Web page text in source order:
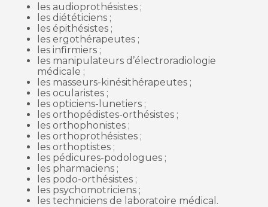
les audioprothésistes ;
les diététiciens ;
les épithésistes ;
les ergothérapeutes ;
les infirmiers ;
les manipulateurs d’électroradiologie
médicale ;
les masseurs-kinésithérapeutes ;
les ocularistes ;
les opticiens-lunetiers ;
les orthopédistes-orthésistes ;
les orthophonistes ;
les orthoprothésistes ;
les orthoptistes ;
les pédicures-podologues ;
les pharmaciens ;
les podo-orthésistes ;
les psychomotriciens ;
les techniciens de laboratoire médical.